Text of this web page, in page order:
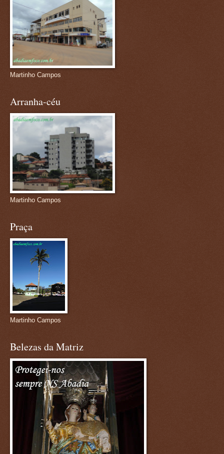
Martinho Campos
Arranha-céu
Martinho Campos
Praça
Martinho Campos
Belezas da Matriz